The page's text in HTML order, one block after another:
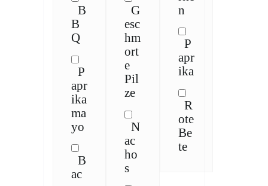
B
B
Q
P
apr
ika
ma
yo
B
ac
G
esc
hm
ort
e
Pil
ze
N
ac
ho
s
n
P
apr
ika
R
ote
Be
te